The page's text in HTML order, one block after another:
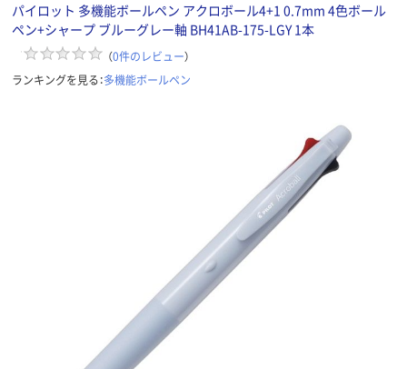
パイロット 多機能ボールペン アクロボール4+1 0.7mm 4色ボール
ペン+シャープ ブルーグレー軸 BH41AB-175-LGY 1本
（0件のレビュー）
ランキングを見る：多機能ボールペン